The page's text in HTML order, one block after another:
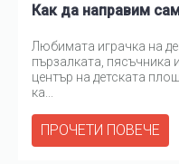
Как да направим
Любимата играчка на
пързалката, пясъчника
център на детската
ка...
ПРОЧЕТИ ПОВЕЧЕ